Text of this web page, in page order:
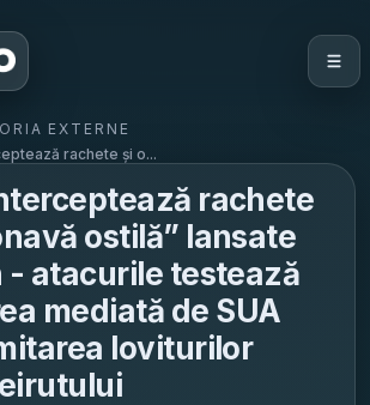
EXTERNE
rachete și o...
rachete
ostilă” lansate
- atacurile testează
mediată de SUA
loviturilor